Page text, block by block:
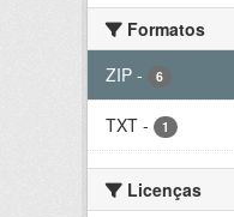
Formatos
ZIP - 6
TXT - 1
Licenças